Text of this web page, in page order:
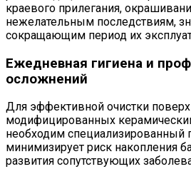
краевого прилегания,
нежелательным последствиям,
сокращающим период их
Ежедневная гигиена и
осложнений
Для эффективной очистки
модифицированных
необходим специализированный
минимизирует риск накопления
развития сопутствующих